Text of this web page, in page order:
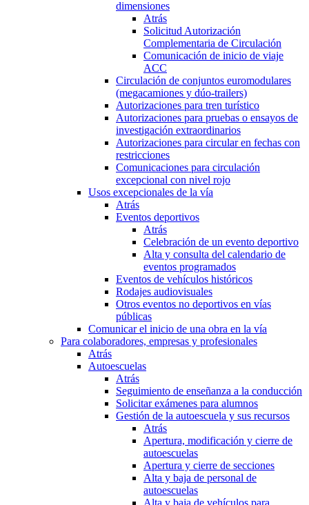
dimensiones
Atrás
Solicitud Autorización
Complementaria de Circulación
Comunicación de inicio de viaje
ACC
Circulación de conjuntos euromodulares
(megacamiones y dúo-trailers)
Autorizaciones para tren turístico
Autorizaciones para pruebas o ensayos de
investigación extraordinarios
Autorizaciones para circular en fechas con
restricciones
Comunicaciones para circulación
excepcional con nivel rojo
Usos excepcionales de la vía
Atrás
Eventos deportivos
Atrás
Celebración de un evento deportivo
Alta y consulta del calendario de
eventos programados
Eventos de vehículos históricos
Rodajes audiovisuales
Otros eventos no deportivos en vías
públicas
Comunicar el inicio de una obra en la vía
Para colaboradores, empresas y profesionales
Atrás
Autoescuelas
Atrás
Seguimiento de enseñanza a la conducción
Solicitar exámenes para alumnos
Gestión de la autoescuela y sus recursos
Atrás
Apertura, modificación y cierre de
autoescuelas
Apertura y cierre de secciones
Alta y baja de personal de
autoescuelas